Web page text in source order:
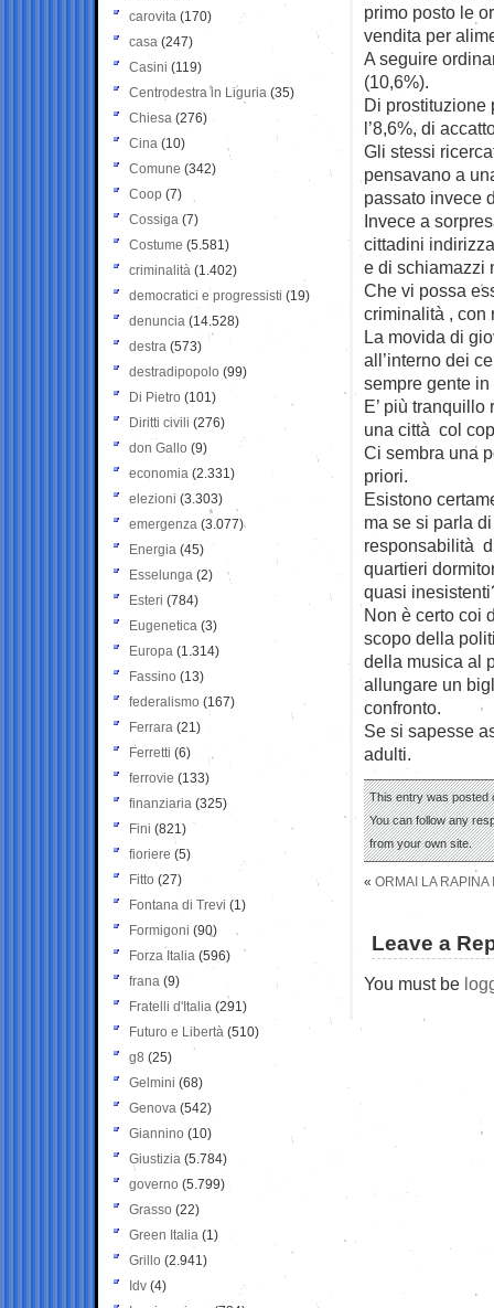
primo posto le
vendita per
A seguire
(10,6%).
Di prostituzione
l’8,6%, di
Gli stessi
pensavano a
passato invece
Invece a
cittadini
e di schiamazzi
Che vi possa
criminalità , con
La movida di
all’interno dei
sempre gente
E’ più
una città col
Ci sembra una
priori.
Esistono
ma se si parla
responsabilità
quartieri
quasi
Non è certo coi
scopo della
della musica al
allungare un
confronto.
Se si sapesse
adulti.
This entry was posted
You can follow any
from your own site.
« ORMAI LA RAPINA
Leave a
You must be
carovita (170)
casa (247)
Casini (119)
Centrodestra in Liguria (35)
Chiesa (276)
Cina (10)
Comune (342)
Coop (7)
Cossiga (7)
Costume (5.581)
criminalità (1.402)
democratici e progressisti (19)
denuncia (14.528)
destra (573)
destradipopolo (99)
Di Pietro (101)
Diritti civili (276)
don Gallo (9)
economia (2.331)
elezioni (3.303)
emergenza (3.077)
Energia (45)
Esselunga (2)
Esteri (784)
Eugenetica (3)
Europa (1.314)
Fassino (13)
federalismo (167)
Ferrara (21)
Ferretti (6)
ferrovie (133)
finanziaria (325)
Fini (821)
fioriere (5)
Fitto (27)
Fontana di Trevi (1)
Formigoni (90)
Forza Italia (596)
frana (9)
Fratelli d'Italia (291)
Futuro e Libertà (510)
g8 (25)
Gelmini (68)
Genova (542)
Giannino (10)
Giustizia (5.784)
governo (5.799)
Grasso (22)
Green Italia (1)
Grillo (2.941)
Idv (4)